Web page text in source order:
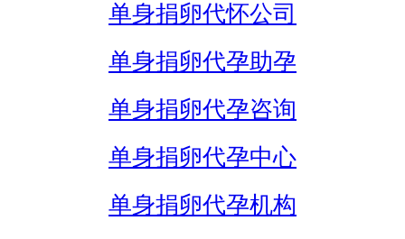
单身捐卵代怀公司
单身捐卵代孕助孕
单身捐卵代孕咨询
单身捐卵代孕中心
单身捐卵代孕机构